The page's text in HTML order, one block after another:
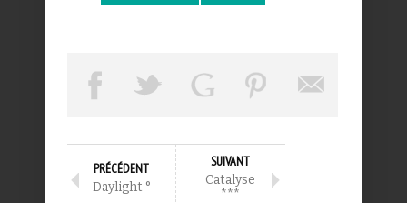
PRÉCÉDENT
Daylight °
SUIVANT
Catalyse
***